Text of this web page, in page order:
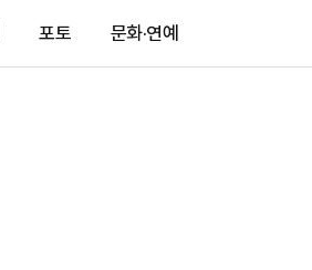
포토 문화·연예